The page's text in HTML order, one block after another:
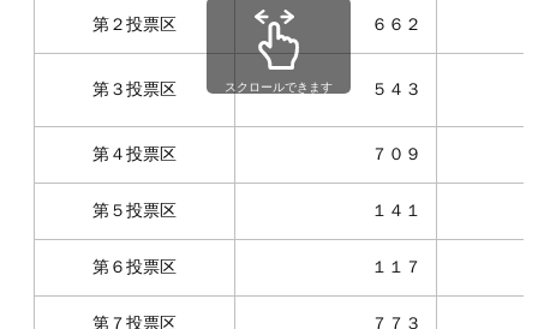
第２投票区 ６６２
第３投票区 ５４３
第４投票区 ７０９
第５投票区 １４１
第６投票区 １１７
第７投票区 ７７３
スクロールできます